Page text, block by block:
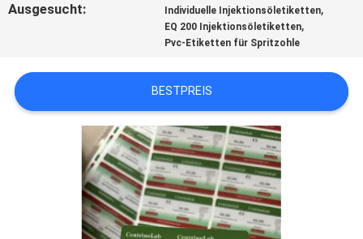
NACHRICHTEN
FÄLLE
SITEMAP
PRIVACY
Ausgesucht:
Individuelle Injektionsöletiketten,
EQ 200 Injektionsöletiketten,
Pvc-Etiketten für Spritzohle
BESTPREIS